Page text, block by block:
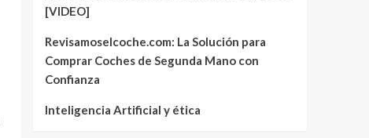
[VIDEO]
Revisamoselcoche.com: La Solución para
Comprar Coches de Segunda Mano con
Confianza
Inteligencia Artificial y ética